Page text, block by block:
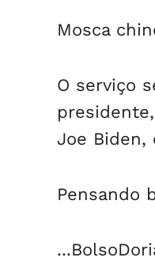
Mosca
O serviço
Joe Biden,
Pensando